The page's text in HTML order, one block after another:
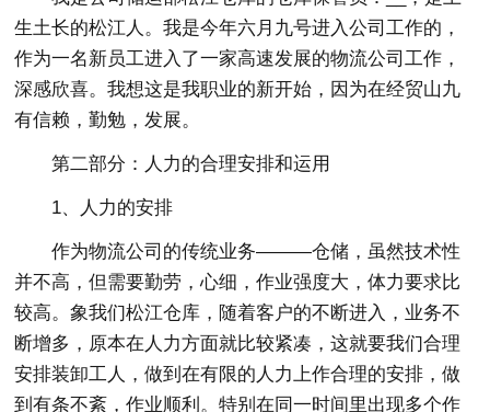
生土长的松江人。我是今年六月九号进入公司工作的，
作为一名新员工进入了一家高速发展的物流公司工作，
深感欣喜。我想这是我职业的新开始，因为在经贸山九
有信赖，勤勉，发展。
第二部分：人力的合理安排和运用
1、人力的安排
作为物流公司的传统业务———仓储，虽然技术性
并不高，但需要勤劳，心细，作业强度大，体力要求比
较高。象我们松江仓库，随着客户的不断进入，业务不
断增多，原本在人力方面就比较紧凑，这就要我们合理
安排装卸工人，做到在有限的人力上作合理的安排，做
到有条不紊，作业顺利。特别在同一时间里出现多个作